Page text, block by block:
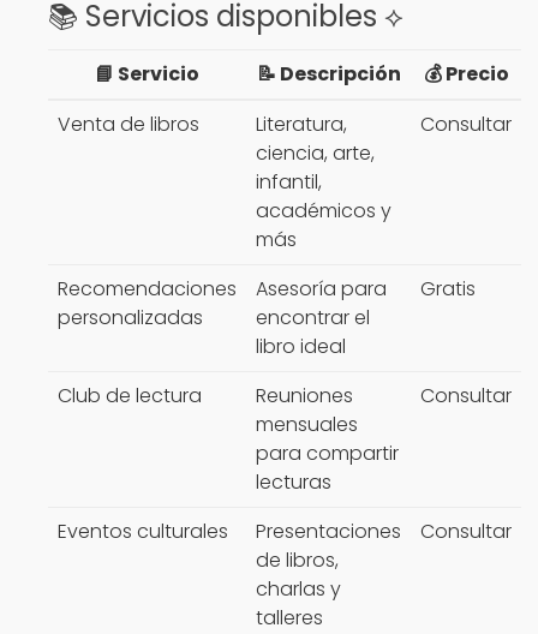
📚 Servicios disponibles ⟡
📘 Servicio 📝 Descripción
💰 Precio
Venta de libros
Literatura,
ciencia, arte,
infantil,
académicos y
más
Consultar
Recomendaciones
personalizadas
Asesoría para
encontrar el
libro ideal
Gratis
Club de lectura
Reuniones
mensuales
para compartir
lecturas
Consultar
Eventos culturales
Presentaciones
de libros,
charlas y
talleres
Consultar